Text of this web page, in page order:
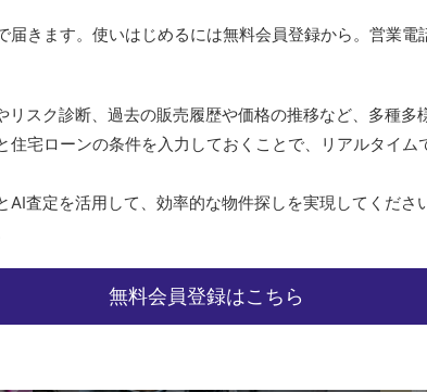
きます。使いはじめるには無料会員登録から。営業電
スク診断、過去の販売履歴や価格の推移など、多種多
住宅ローンの条件を入力しておくことで、リアルタイ
査定を活用して、効率的な物件探しを実現してください
無料会員登録はこちら